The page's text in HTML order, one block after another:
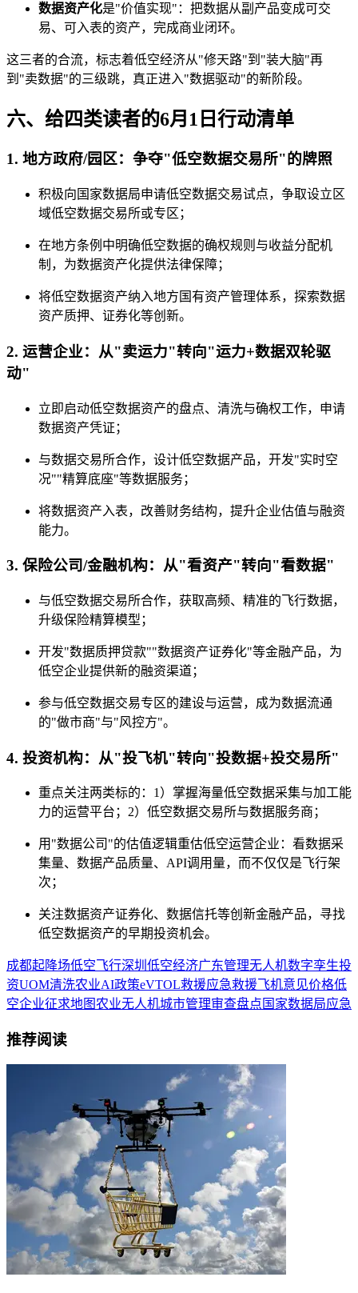
数据资产化是"价值实现"：把数据从副产品变成可交
易、可入表的资产，完成商业闭环。
这三者的合流，标志着低空经济从"修天路"到"装大脑"再
到"卖数据"的三级跳，真正进入"数据驱动"的新阶段。
六、给四类读者的6月1日行动清单
1. 地方政府/园区：争夺"低空数据交易所"的牌照
积极向国家数据局申请低空数据交易试点，争取设立区
域低空数据交易所或专区；
在地方条例中明确低空数据的确权规则与收益分配机
制，为数据资产化提供法律保障；
将低空数据资产纳入地方国有资产管理体系，探索数据
资产质押、证券化等创新。
2. 运营企业：从"卖运力"转向"运力+数据双轮驱
动"
立即启动低空数据资产的盘点、清洗与确权工作，申请
数据资产凭证；
与数据交易所合作，设计低空数据产品，开发"实时空
况""精算底座"等数据服务；
将数据资产入表，改善财务结构，提升企业估值与融资
能力。
3. 保险公司/金融机构：从"看资产"转向"看数据"
与低空数据交易所合作，获取高频、精准的飞行数据，
升级保险精算模型；
开发"数据质押贷款""数据资产证券化"等金融产品，为
低空企业提供新的融资渠道；
参与低空数据交易专区的建设与运营，成为数据流通
的"做市商"与"风控方"。
4. 投资机构：从"投飞机"转向"投数据+投交易所"
重点关注两类标的：1）掌握海量低空数据采集与加工能
力的运营平台；2）低空数据交易所与数据服务商；
用"数据公司"的估值逻辑重估低空运营企业：看数据采
集量、数据产品质量、API调用量，而不仅仅是飞行架
次；
关注数据资产证券化、数据信托等创新金融产品，寻找
低空数据资产的早期投资机会。
成都起降场低空飞行深圳 低空经济广东管理无人机数字孪生投
资UOM清洗农业AI政策eVTOL救援应急救援 飞机意见价格低
空企业征求地图农业无人机城市管理审查盘点 国家数据局应急
推荐阅读